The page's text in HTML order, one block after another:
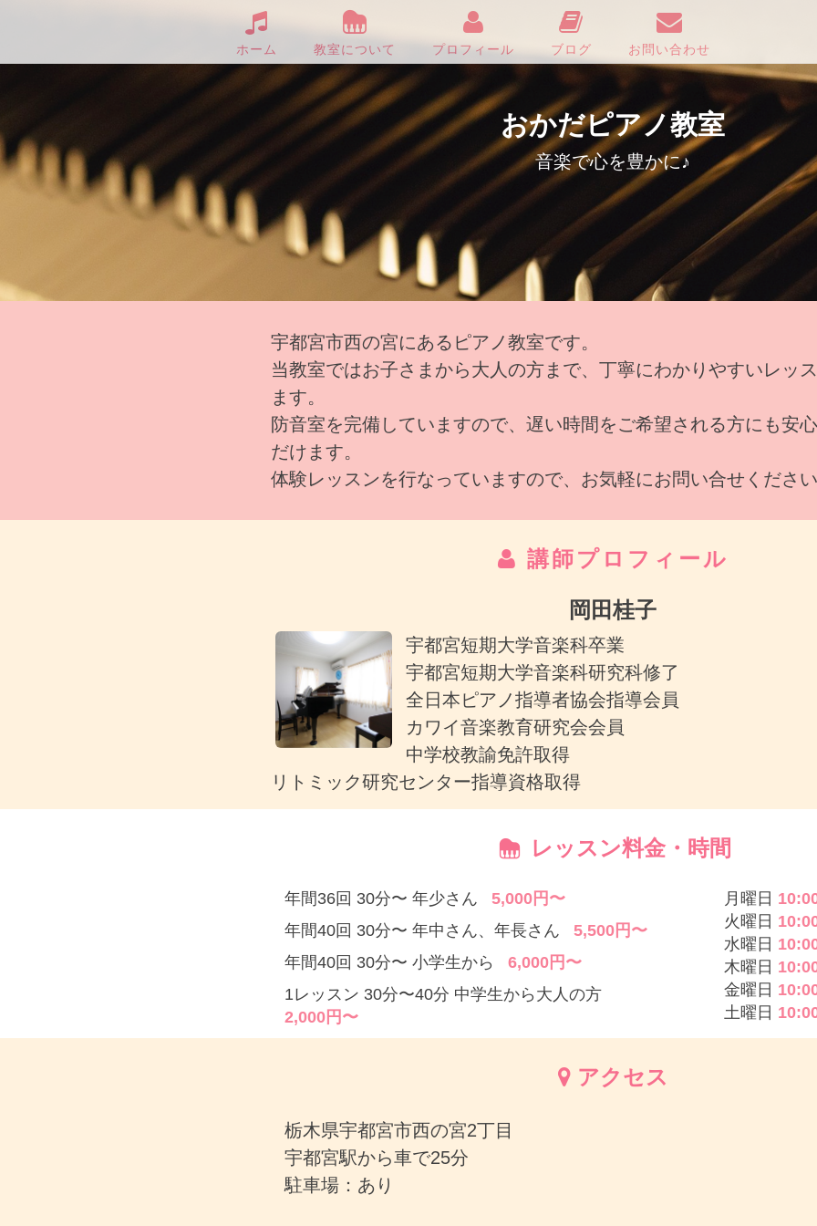
ホーム 教室について プロフィール ブログ お問い合わせ
おかだピアノ教室
音楽で心を豊かに♪
宇都宮市西の宮にあるピアノ教室です。
当教室ではお子さまから大人の方まで、丁寧にわかりやすいレッ
ます。
防音室を完備していますので、遅い時間をご希望される方にも安
だけます。
体験レッスンを行なっていますので、お気軽にお問い合せください
講師プロフィール
岡田桂子
宇都宮短期大学音楽科卒業
宇都宮短期大学音楽科研究科修了
全日本ピアノ指導者協会指導会員
カワイ音楽教育研究会会員
中学校教諭免許取得
リトミック研究センター指導資格取得
レッスン料金・時間
年間36回 30分〜 年少さん 5,000円〜
年間40回 30分〜 年中さん、年長さん 5,500円〜
年間40回 30分〜 小学生から 6,000円〜
1レッスン 30分〜40分 中学生から大人の方
2,000円〜
月曜日
火曜日
水曜日
木曜日
金曜日
土曜日
アクセス
栃木県宇都宮市西の宮2丁目
宇都宮駅から車で25分
駐車場：あり